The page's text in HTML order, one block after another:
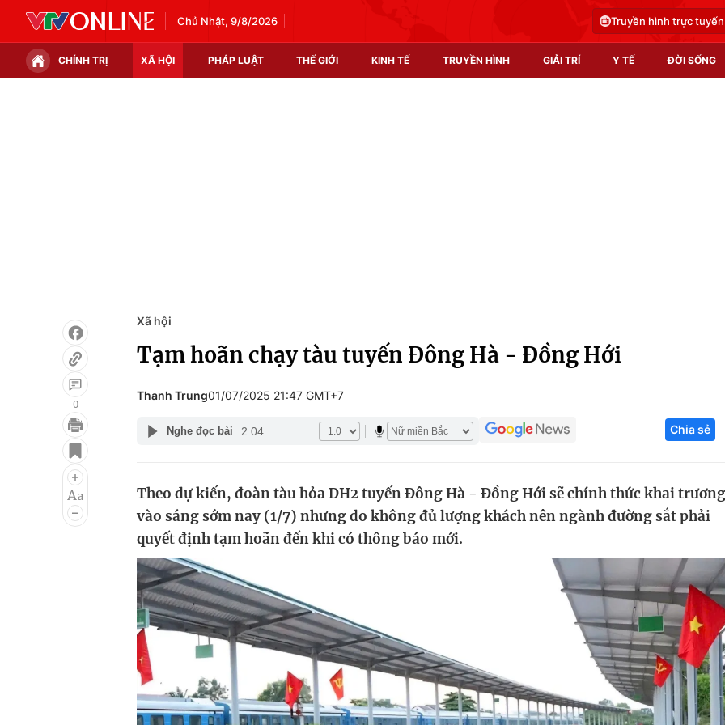
Chủ Nhật, 9/8/2026 Truyền hình trực tuyến
CHÍNH TRỊ XÃ HỘI PHÁP LUẬT THẾ GIỚI KINH TẾ TRUYỀN HÌNH GIẢI TRÍ Y TẾ ĐỜI SỐNG
Điện ảnh
Âm nhạc
Làm đẹp
Chất lượng cuộc sống
Giáo dục
Học trực tuyến
Công nghệ
Sản phẩm
Tư vấn
0
Xã hội
Tạm hoãn chạy tàu tuyến Đông Hà - Đồng Hới
Thanh Trung01/07/2025 21:47 GMT+7
Nghe đọc bài 2:04 Chia sẻ
Theo dự kiến, đoàn tàu hỏa DH2 tuyến Đông Hà - Đồng Hới sẽ chính thức khai trương
vào sáng sớm nay (1/7) nhưng do không đủ lượng khách nên ngành đường sắt phải
quyết định tạm hoãn đến khi có thông báo mới.